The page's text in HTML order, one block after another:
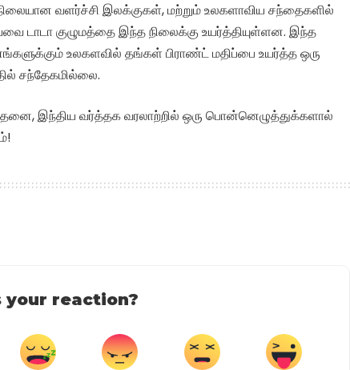
வளர்ச்சி இலக்குகள், மற்றும் உலகளாவிய சந்தைகளில்
டாடா குழுமத்தை இந்த நிலைக்கு உயர்த்தியுள்ளன. இந்த
உலகளவில் தங்கள் பிராண்ட் மதிப்பை உயர்த்த ஒரு
சந்தேகமில்லை.
இந்திய வர்த்தக வரலாற்றில் ஒரு பொன்னெழுத்துக்களால்
your reaction?